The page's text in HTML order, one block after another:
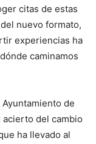
citas de estas
nuevo formato,
experiencias ha
caminamos
de
acierto del cambio
ha llevado al